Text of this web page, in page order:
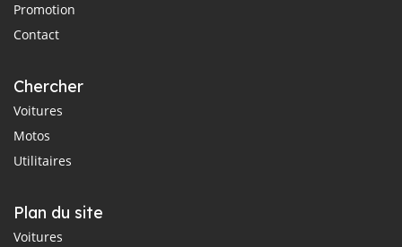
Promotion
Contact
Chercher
Voitures
Motos
Utilitaires
Plan du site
Voitures